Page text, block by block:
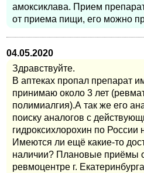
амоксиклава. Прием
от приема пищи, его можно
04.05.2020
Здравствуйте.
В аптеках пропал препарат
принимаю около 3 лет
полимиалгия).А так же его
поиску аналогов с
гидроксихлорохин по России
Имеются ли ещё какие-то
наличии? Плановые приёмы
ревмоцентре г.